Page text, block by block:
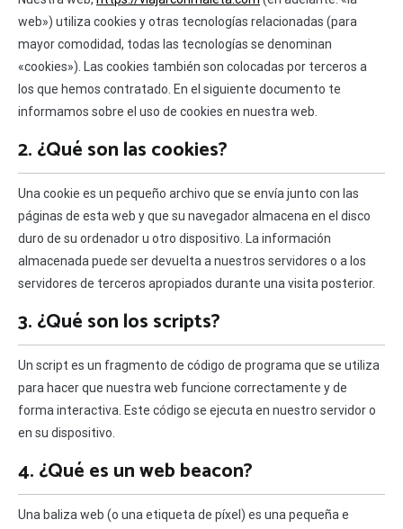
web») utiliza cookies y otras tecnologías relacionadas (para
mayor comodidad, todas las tecnologías se denominan
«cookies»). Las cookies también son colocadas por terceros a
los que hemos contratado. En el siguiente documento te
informamos sobre el uso de cookies en nuestra web.
2. ¿Qué son las cookies?
Una cookie es un pequeño archivo que se envía junto con las
páginas de esta web y que su navegador almacena en el disco
duro de su ordenador u otro dispositivo. La información
almacenada puede ser devuelta a nuestros servidores o a los
servidores de terceros apropiados durante una visita posterior.
3. ¿Qué son los scripts?
Un script es un fragmento de código de programa que se utiliza
para hacer que nuestra web funcione correctamente y de
forma interactiva. Este código se ejecuta en nuestro servidor o
en su dispositivo.
4. ¿Qué es un web beacon?
Una baliza web (o una etiqueta de píxel) es una pequeña e